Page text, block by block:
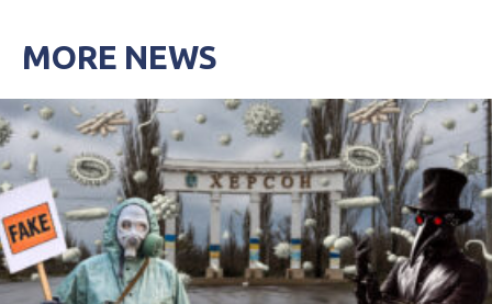
MORE NEWS